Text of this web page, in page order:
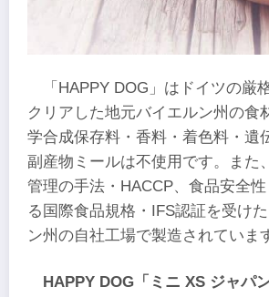
「HAPPY DOG」はドイツの厳
クリアした地元バイエルン州の食
学合成保存料・香料・着色料・遺
副産物ミールは不使用です。また
管理の手法・HACCP、食品安全
る国際食品規格・IFS認証を受け
ン州の自社工場で製造されていま
HAPPY DOG「ミニ XS ジャパン